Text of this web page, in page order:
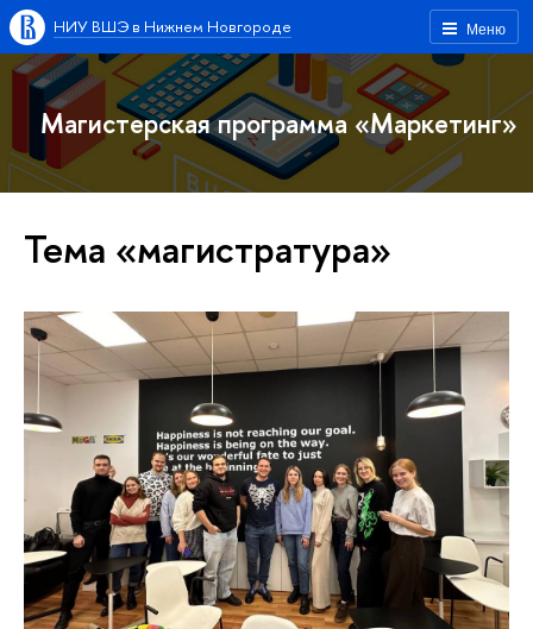
Меню
НИУ ВШЭ в Нижнем Новгороде
Магистерская программа «Маркетинг»
Тема «магистратура»